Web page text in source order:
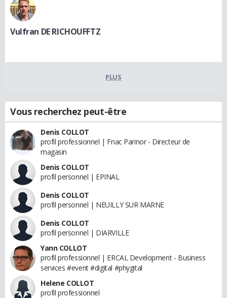
Vulfran DE RICHOUFFTZ
PLUS
Vous recherchez peut-être
Denis COLLOT
profil professionnel | Fnac Parinor - Directeur de
magasin
Denis COLLOT
profil personnel | EPINAL
Denis COLLOT
profil personnel | NEUILLY SUR MARNE
Denis COLLOT
profil personnel | DIARVILLE
Yann COLLOT
profil professionnel | ERCAL Development - Business
services #event #digital #phygital
Helene COLLOT
profil professionnel